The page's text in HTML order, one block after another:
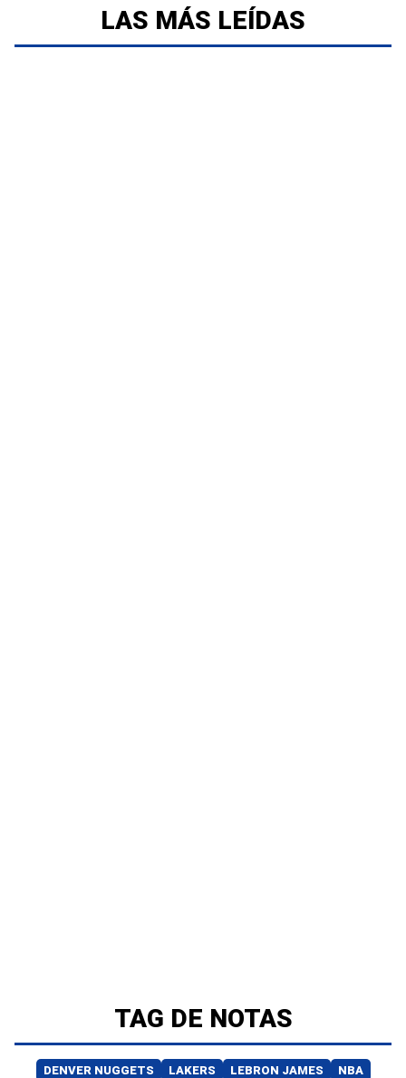
LAS MÁS LEÍDAS
TAG DE NOTAS
DENVER NUGGETS LAKERS LEBRON JAMES NBA